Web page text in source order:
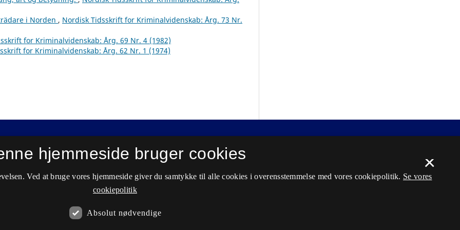
i Norden , Nordisk Tidsskrift for Kriminalvidenskab: Årg. 73 Nr.
for Kriminalvidenskab: Årg. 69 Nr. 4 (1982)
for Kriminalvidenskab: Årg. 62 Nr. 1 (1974)
×
hjemmeside bruger cookies
Ved at bruge vores hjemmeside giver du samtykke til alle cookies i overensstemmelse med vores cookiepolitik. Se vores
cookiepolitik
Absolut nødvendige